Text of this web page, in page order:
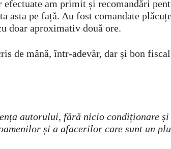
am primit și recomandări
asta pe față. Au fost comandate
doar aproximativ două ore.
de mână, într-adevăr, dar și bon
autorului, fără nicio condiționare și
și a afacerilor care sunt un